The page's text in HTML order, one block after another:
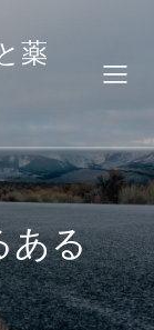
薬
ある